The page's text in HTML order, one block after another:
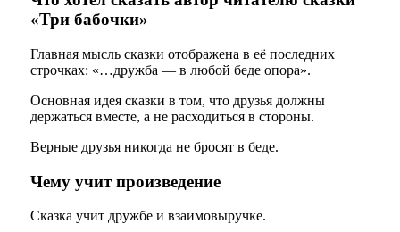
«Три бабочки»
Главная мысль сказки отображена в её последних
строчках: «…дружба — в любой беде опора».
Основная идея сказки в том, что друзья должны
держаться вместе, а не расходиться в стороны.
Верные друзья никогда не бросят в беде.
Чему учит произведение
Сказка учит дружбе и взаимовыручке.